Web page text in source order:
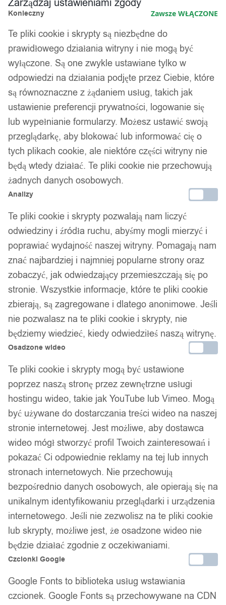
Zarządzaj ustawieniami zgody
Konieczny Zawsze WŁĄCZONE
Te pliki cookie i skrypty są niezbędne do
prawidłowego działania witryny i nie mogą być
wyłączone. Są one zwykle ustawiane tylko w
odpowiedzi na działania podjęte przez Ciebie, które
są równoznaczne z żądaniem usług, takich jak
ustawienie preferencji prywatności, logowanie się
lub wypełnianie formularzy. Możesz ustawić swoją
przeglądarkę, aby blokować lub informować cię o
tych plikach cookie, ale niektóre części witryny nie
będą wtedy działać. Te pliki cookie nie przechowują
żadnych danych osobowych.
Analizy
Te pliki cookie i skrypty pozwalają nam liczyć
odwiedziny i źródła ruchu, abyśmy mogli mierzyć i
poprawiać wydajność naszej witryny. Pomagają nam
znać najbardziej i najmniej popularne strony oraz
zobaczyć, jak odwiedzający przemieszczają się po
stronie. Wszystkie informacje, które te pliki cookie
zbierają, są zagregowane i dlatego anonimowe. Jeśli
nie pozwalasz na te pliki cookie i skrypty, nie
będziemy wiedzieć, kiedy odwiedziłeś naszą witrynę.
Osadzone wideo
Te pliki cookie i skrypty mogą być ustawione
poprzez naszą stronę przez zewnętrzne usługi
hostingu wideo, takie jak YouTube lub Vimeo. Mogą
być używane do dostarczania treści wideo na naszej
stronie internetowej. Jest możliwe, aby dostawca
wideo mógł stworzyć profil Twoich zainteresowań i
pokazać Ci odpowiednie reklamy na tej lub innych
stronach internetowych. Nie przechowują
bezpośrednio danych osobowych, ale opierają się na
unikalnym identyfikowaniu przeglądarki i urządzenia
internetowego. Jeśli nie zezwolisz na te pliki cookie
lub skrypty, możliwe jest, że osadzone wideo nie
będzie działać zgodnie z oczekiwaniami.
Czcionki Google
Google Fonts to biblioteka usług wstawiania
czcionek. Google Fonts są przechowywane na CDN